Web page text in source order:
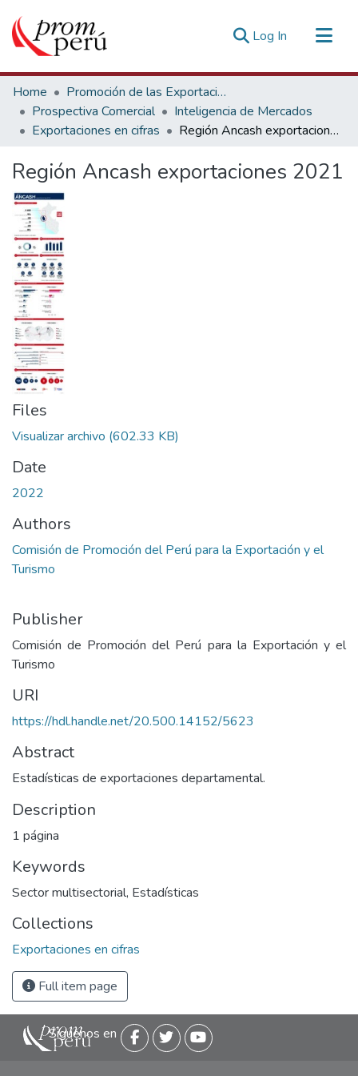
Log In (current)
Communities & Collections
All of DSpace
Statistics
Estadísticas Externas
Home
Promoción de las Exportaciones
Prospectiva Comercial
Inteligencia de Mercados
Exportaciones en cifras
Región Ancash exportaciones 2021
Región Ancash exportaciones 2021
Files
Visualizar archivo (602.33 KB)
Date
2022
Authors
Comisión de Promoción del Perú para la Exportación y el
Turismo
Publisher
Comisión de Promoción del Perú para la Exportación y el
Turismo
URI
https://hdl.handle.net/20.500.14152/5623
Abstract
Estadísticas de exportaciones departamental.
Description
1 página
Keywords
Sector multisectorial, Estadísticas
Collections
Exportaciones en cifras
Full item page
Siguenos en